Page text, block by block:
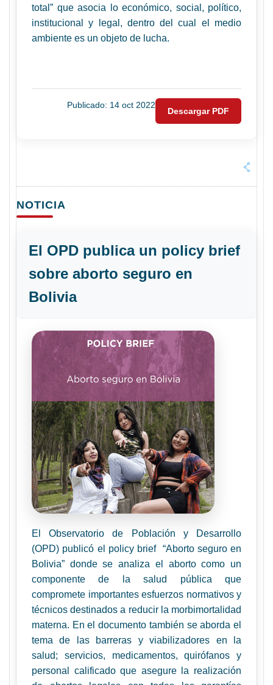
total” que asocia lo económico, social, político,
institucional y legal, dentro del cual el medio
ambiente es un objeto de lucha.
Publicado: 14 oct 2022
Descargar PDF
NOTICIA
El OPD publica un policy brief
sobre aborto seguro en
Bolivia
El Observatorio de Población y Desarrollo
(OPD) publicó el policy brief “Aborto seguro en
Bolivia” donde se analiza el aborto como un
componente de la salud pública que
compromete importantes esfuerzos normativos y
técnicos destinados a reducir la morbimortalidad
materna. En el documento también se aborda el
tema de las barreras y viabilizadores en la
salud; servicios, medicamentos, quirófanos y
personal calificado que asegure la realización